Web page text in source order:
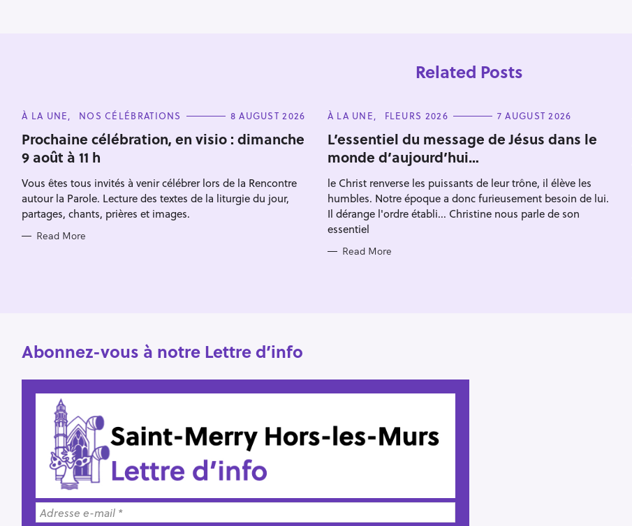
Related Posts
C
T
E
G
O
I
S
À LA UNE NOS CÉLÉBRATIONS 8 AUGUST 2026
Prochaine célébration, en visio : dimanche
9 août à 11 h
Vous êtes tous invités à venir célébrer lors de la Rencontre
autour la Parole. Lecture des textes de la liturgie du jour,
partages, chants, prières et images.
Read More
C
T
E
G
O
I
E
S
À LA UNE FLEURS 2026 7 AUGUST 2026
L’essentiel du message de Jésus dans le
monde d’aujourd’hui…
le Christ renverse les puissants de leur trône, il élève les
humbles. Notre époque a donc furieusement besoin de lui.
Il dérange l'ordre établi... Christine nous parle de son
essentiel
Read More
Abonnez-vous à notre Lettre d’info
e
a
h
f
Press Esc to cancel.